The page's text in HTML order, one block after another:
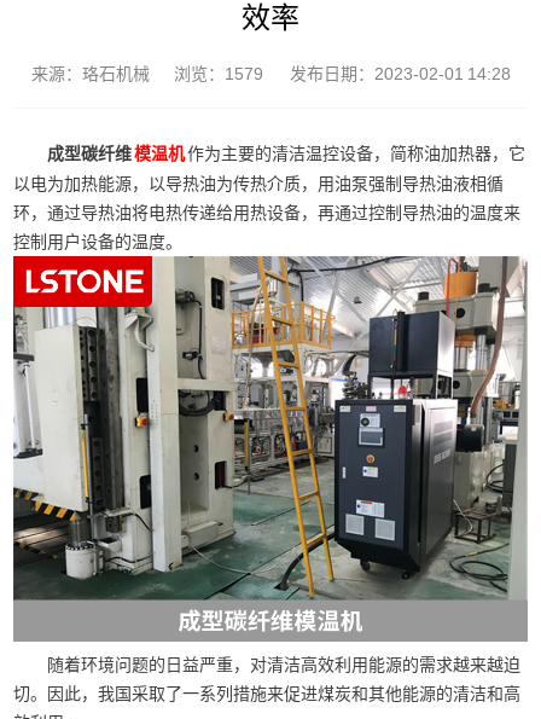
效率
来源：珞石机械 浏览：1579 发布日期：2023-02-01 14:28
成型碳纤维模温机作为主要的清洁温控设备，简称油加热器，它
以电为加热能源，以导热油为传热介质，用油泵强制导热油液相循
环，通过导热油将电热传递给用热设备，再通过控制导热油的温度来
控制用户设备的温度。
随着环境问题的日益严重，对清洁高效利用能源的需求越来越迫
切。因此，我国采取了一系列措施来促进煤炭和其他能源的清洁和高